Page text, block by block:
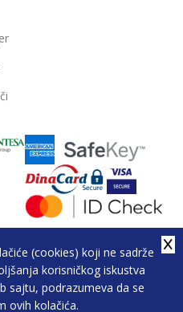
(cookies) koji ne sadrže
korisničkog iskustva
sajtu, podrazumeva da se
ovih kolačića.
- MAKART DOO
PIB: 105184104, MB: